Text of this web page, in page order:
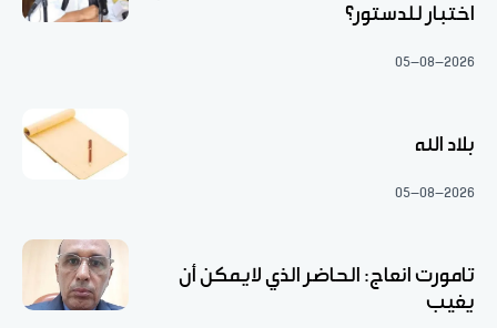
اختبار للدستور؟
05-08-2026
بلاد الله
05-08-2026
تامورت انعاج: الحاضر الذي لايمكن أن
يغيب